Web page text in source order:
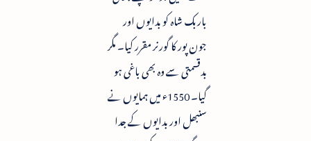
باربک شاہ کو بدایوں اور
جون پور کا گورنر مقرر کیا۔ مگر
بدقسمتی سے وہ بھی باغی ہو
گیا۔ 1550ء میں ہمایوں نے
سنبھل اور بدایوں کے جدا